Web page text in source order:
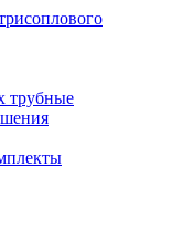
трубные